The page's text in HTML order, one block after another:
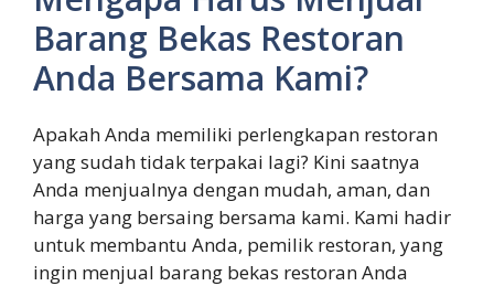
Barang Bekas Restoran
Anda Bersama Kami?
Apakah Anda memiliki perlengkapan restoran
yang sudah tidak terpakai lagi? Kini saatnya
Anda menjualnya dengan mudah, aman, dan
harga yang bersaing bersama kami. Kami hadir
untuk membantu Anda, pemilik restoran, yang
ingin menjual barang bekas restoran Anda